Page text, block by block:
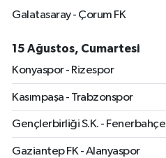
Galatasaray - Çorum FK
15 Ağustos, Cumartesi
Konyaspor - Rizespor
Kasımpaşa - Trabzonspor
Gençlerbirliği S.K. - Fenerbahçe
Gaziantep FK - Alanyaspor